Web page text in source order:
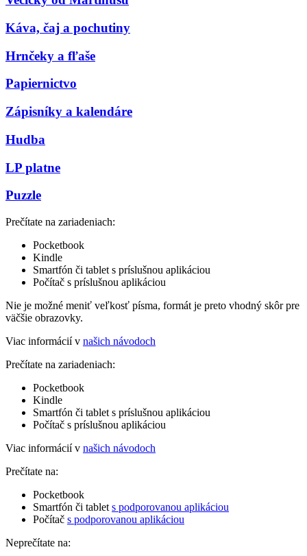
Káva, čaj a pochutiny
Hrnčeky a fľaše
Papiernictvo
Zápisníky a kalendáre
Hudba
LP platne
Puzzle
Prečítate na zariadeniach:
Pocketbook
Kindle
Smartfón či tablet s príslušnou aplikáciou
Počítač s príslušnou aplikáciou
Nie je možné meniť veľkosť písma, formát je preto vhodný skôr pre
väčšie obrazovky.
Viac informácií v našich návodoch
Prečítate na zariadeniach:
Pocketbook
Kindle
Smartfón či tablet s príslušnou aplikáciou
Počítač s príslušnou aplikáciou
Viac informácií v našich návodoch
Prečítate na:
Pocketbook
Smartfón či tablet s podporovanou aplikáciou
Počítač s podporovanou aplikáciou
Neprečítate na: